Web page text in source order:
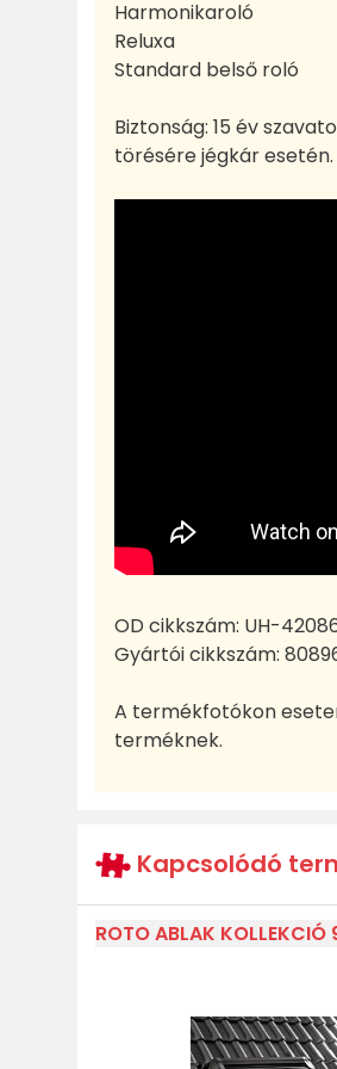
Harmonikaroló
Reluxa
Standard belső roló
Biztonság: 15 év
törésére jégkár esetén.
OD cikkszám: UH-
Gyártói cikkszám:
A termékfotókon
terméknek.
Kapcsolódó
ROTO ABLAK